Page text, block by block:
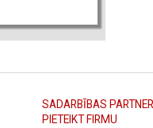
SADARBĪBAS PARTNERI
PIETEIKT FIRMU